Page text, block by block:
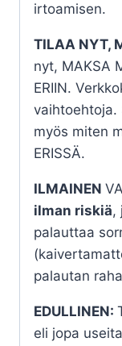
irtoamisen.
TILAA NYT,
nyt, MAKSA
ERIIN.
vaihtoehtoja.
myös miten
ERISSÄ.
ILMAINEN
ilman riskiä,
palauttaa
palautan
EDULLINEN:
eli jopa